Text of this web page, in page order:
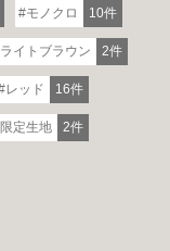
モノクロ 10件
ライトブラウン 2件
レッド 16件
定生地 2件